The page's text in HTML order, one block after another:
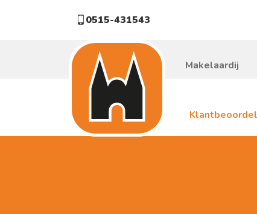
0515-431543
Makelaardij